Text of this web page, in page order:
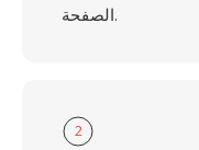
الصفحة.
2